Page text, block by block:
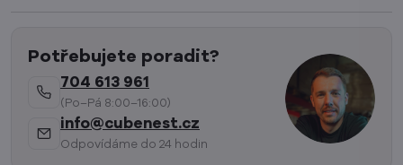
Potřebujete poradit?
704 613 961
(Po–Pá 8:00–16:00)
info@cubenest.cz
Odpovídáme do 24 hodin